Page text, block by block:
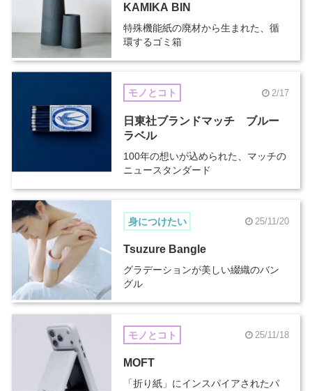
KAMIKA BIN
特殊機能紙の廃材から生まれた、循
環するゴミ箱
モノとコト 2/17
日東社ブランドマッチ ブルー
ラベル
100年の想いが込められた、マッチの
ニュースタンダード
身につけたい 25/11/20
Tsuzure Bangle
グラデーションが美しい綴織のバン
グル
モノとコト 25/11/18
MOFT
「折り紙」にインスパイアされたパ